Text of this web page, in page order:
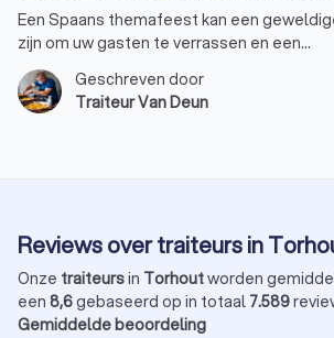
Een Spaans themafeest kan een
zijn om uw gasten te verrassen en een
onvergetelijke ervaring te bezorgen. Of het
thuis is, in een feestzaal of een
thema geeft extra sfeer en richting aan het
Geschreven door
Traiteur Van Deun
Reviews over traiteurs in
Onze traiteursin Torhoutworden
een 8,6gebaseerd op in totaal 7.589
Gemiddelde beoordeling